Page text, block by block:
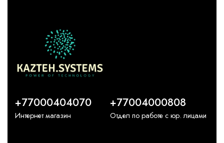
+77000404070
Интернет магазин
+77004000808
Отдел по работе с юр. лицами